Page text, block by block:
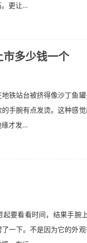
。更让…
市多少钱一个
铁站台被挤得像沙丁鱼
手腕有点发烫。这种感
缘才发…
起要看看时间，结果手腕
一下。不是因为它的外